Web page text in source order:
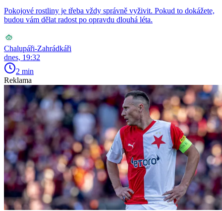
Pokojové rostliny je třeba vždy správně vyživit. Pokud to dokážete,
budou vám dělat radost po opravdu dlouhá léta.
Chalupáři-Zahrádkáři
dnes, 19:32
2 min
Reklama